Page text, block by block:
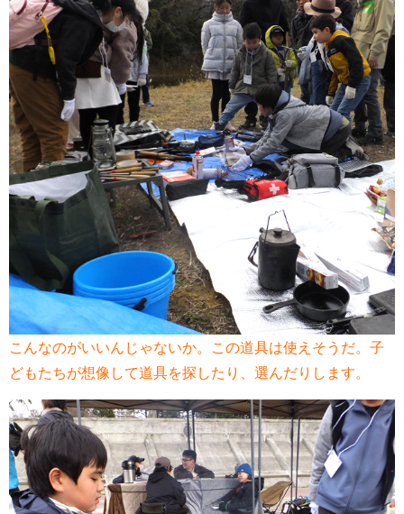
こんなのがいいんじゃないか。この道具は使えそうだ。子
どもたちが想像して道具を探したり、選んだりします。